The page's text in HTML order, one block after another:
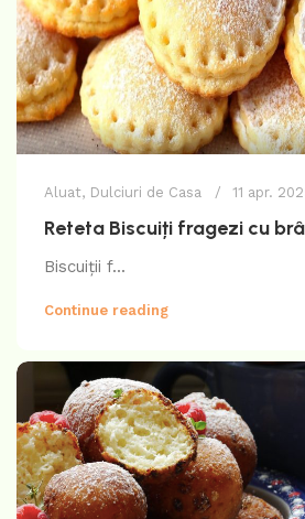
Aluat, Dulciuri de Casa 11 apr.
Reteta Biscuiți fragezi cu
Biscuiții f...
Continue reading